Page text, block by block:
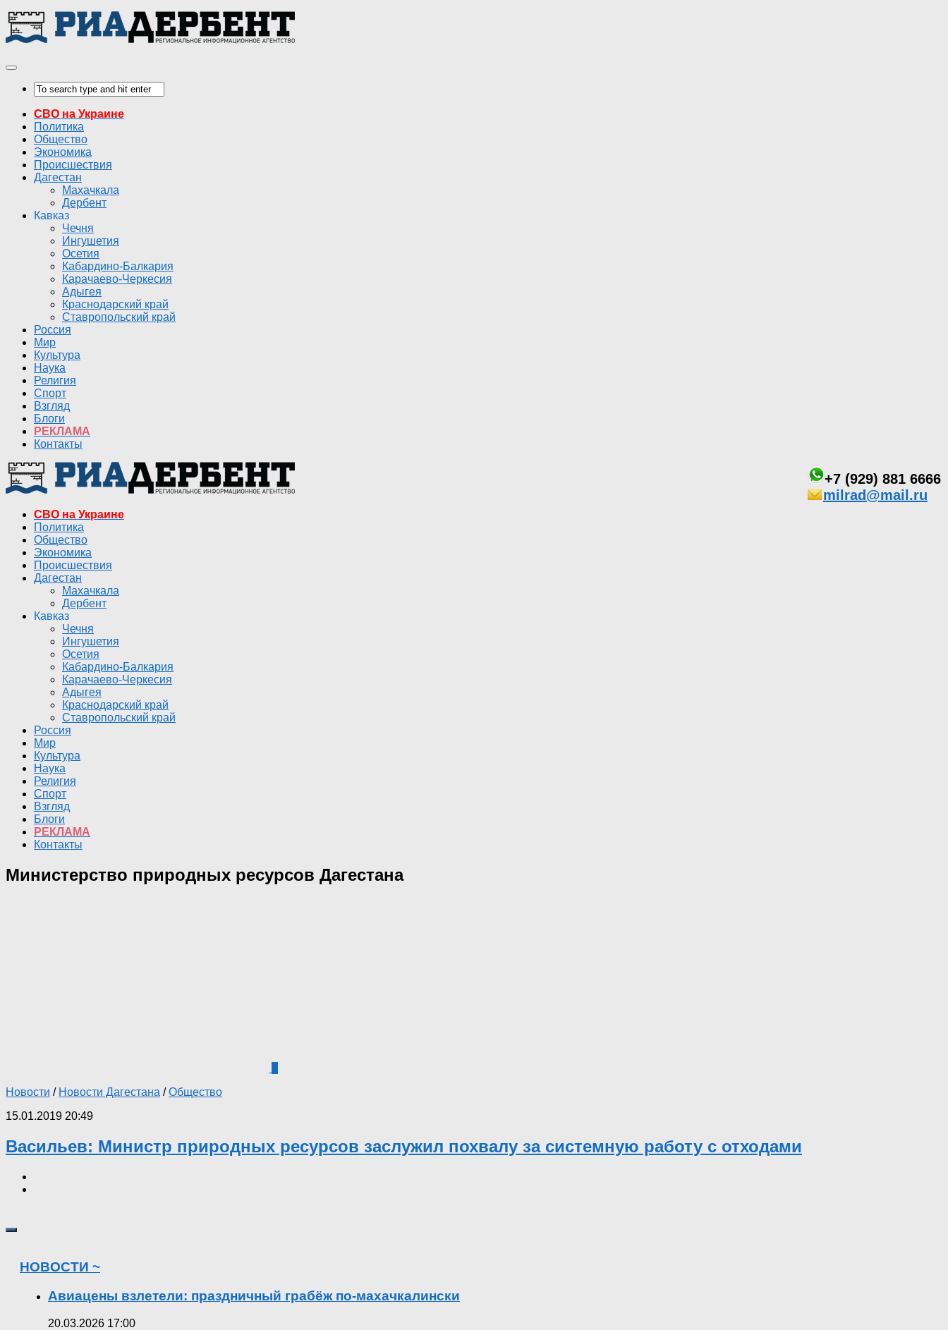
СВО на Украине
Политика
Общество
Экономика
Происшествия
Дагестан
Махачкала
Дербент
Кавказ
Чечня
Ингушетия
Осетия
Кабардино-Балкария
Карачаево-Черкесия
Адыгея
Краснодарский край
Ставропольский край
Россия
Мир
Культура
Наука
Религия
Спорт
Взгляд
Блоги
РЕКЛАМА
Контакты
+7 (929) 881 6666
milrad@mail.ru
СВО на Украине
Политика
Общество
Экономика
Происшествия
Дагестан
Махачкала
Дербент
Кавказ
Чечня
Ингушетия
Осетия
Кабардино-Балкария
Карачаево-Черкесия
Адыгея
Краснодарский край
Ставропольский край
Россия
Мир
Культура
Наука
Религия
Спорт
Взгляд
Блоги
РЕКЛАМА
Контакты
Министерство природных ресурсов Дагестана
Новости / Новости Дагестана /Общество
15.01.2019 20:49
Васильев: Министр природных ресурсов заслужил похвалу за системную работу с отходами
НОВОСТИ ~
Авиацены взлетели: праздничный грабёж по-махачкалински
20.03.2026 17:00